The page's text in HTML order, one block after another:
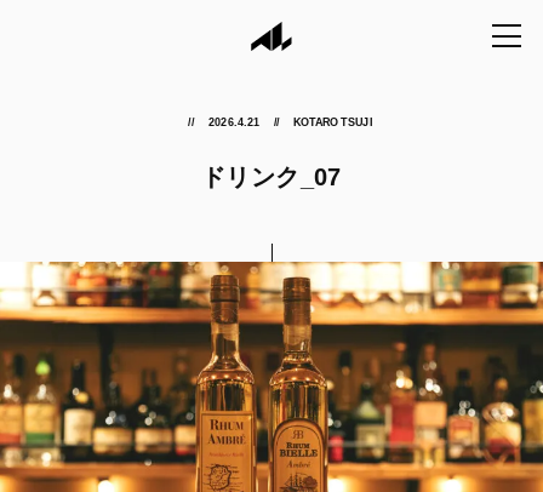
2026.4.21 KOTARO TSUJI
ドリンク_07